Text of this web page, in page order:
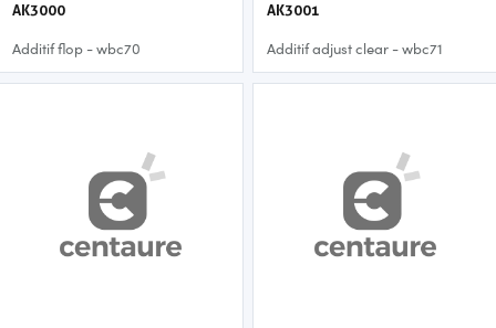
AK3000
Additif flop - wbc70
AK3001
Additif adjust clear - wbc71